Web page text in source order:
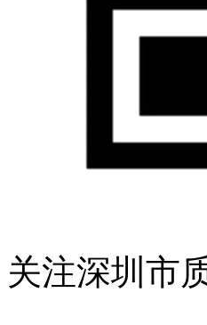
关注深圳市